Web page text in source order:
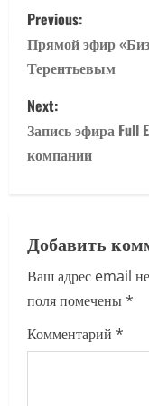
P
o
s
t
n
v
i
g
a
Previous:
Прямой эфир
Терентьевым
Next:
Запись эфира
компании
Добавить
Ваш адрес email
поля помечены*
Комментарий *